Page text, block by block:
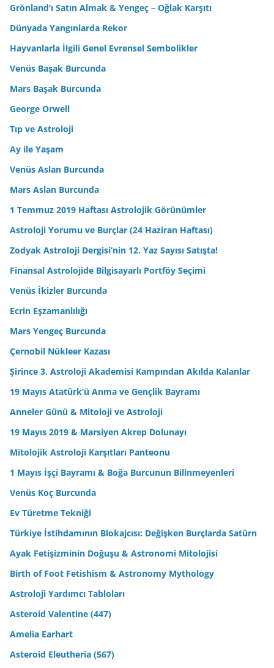
Grönland’ı Satın Almak & Yengeç – Oğlak Karşıtı
Dünyada Yangınlarda Rekor
Hayvanlarla İlgili Genel Evrensel Sembolikler
Venüs Başak Burcunda
Mars Başak Burcunda
George Orwell
Tıp ve Astroloji
Ay ile Yaşam
Venüs Aslan Burcunda
Mars Aslan Burcunda
1 Temmuz 2019 Haftası Astrolojik Görünümler
Astroloji Yorumu ve Burçlar (24 Haziran Haftası)
Zodyak Astroloji Dergisi’nin 12. Yaz Sayısı Satışta!
Finansal Astrolojide Bilgisayarlı Portföy Seçimi
Venüs İkizler Burcunda
Ecrin Eşzamanlılığı
Mars Yengeç Burcunda
Çernobil Nükleer Kazası
Şirince 3. Astroloji Akademisi Kampından Akılda Kalanlar
19 Mayıs Atatürk’ü Anma ve Gençlik Bayramı
Anneler Günü & Mitoloji ve Astroloji
19 Mayıs 2019 & Marsiyen Akrep Dolunayı
Mitolojik Astroloji Karşıtları Panteonu
1 Mayıs İşçi Bayramı & Boğa Burcunun Bilinmeyenleri
Venüs Koç Burcunda
Ev Türetme Tekniği
Türkiye İstihdamının Blokajcısı: Değişken Burçlarda Satürn
Ayak Fetişizminin Doğuşu & Astronomi Mitolojisi
Birth of Foot Fetishism & Astronomy Mythology
Astroloji Yardımcı Tabloları
Asteroid Valentine (447)
Amelia Earhart
Asteroid Eleutheria (567)